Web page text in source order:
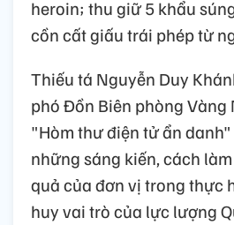
heroin; thu giữ 5 khẩu
cồn cất giấu trái phép từ
Thiếu tá Nguyễn Duy
phó Đồn Biên phòng Vàng
"Hòm thư điện tử ẩn
những sáng kiến, cách
quả của đơn vị trong thực
huy vai trò của lực lượng